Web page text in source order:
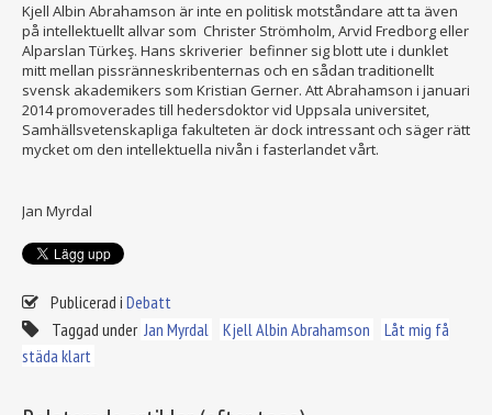
Kjell Albin Abrahamson är inte en politisk motståndare att ta även
på intellektuellt allvar som Christer Strömholm, Arvid Fredborg eller
Alparslan Türkeş. Hans skriverier befinner sig blott ute i dunklet
mitt mellan pissränneskribenternas och en sådan traditionellt
svensk akademikers som Kristian Gerner. Att Abrahamson i januari
2014 promoverades till hedersdoktor vid Uppsala universitet,
Samhällsvetenskapliga fakulteten är dock intressant och säger rätt
mycket om den intellektuella nivån i fasterlandet vårt.
Jan Myrdal
Publicerad i Debatt
Taggad under Jan Myrdal Kjell Albin Abrahamson
Låt mig få
städa klart